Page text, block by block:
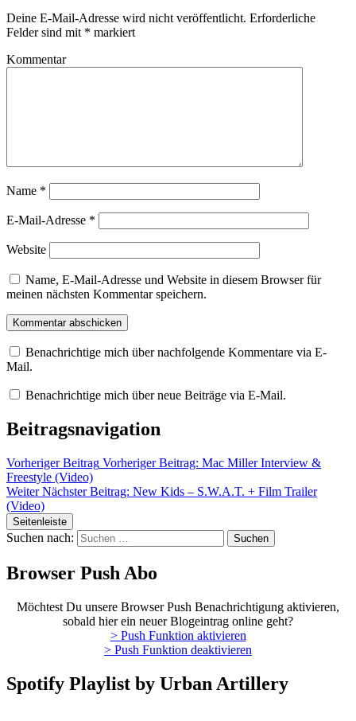
Deine E-Mail-Adresse wird nicht veröffentlicht. Erforderliche
Felder sind mit * markiert
Kommentar
Name *
E-Mail-Adresse *
Website
Name, E-Mail-Adresse und Website in diesem Browser für
meinen nächsten Kommentar speichern.
Benachrichtige mich über nachfolgende Kommentare via E-
Mail.
Benachrichtige mich über neue Beiträge via E-Mail.
Beitragsnavigation
Vorheriger Beitrag Vorheriger Beitrag: Mac Miller Interview &
Freestyle (Video)
Weiter Nächster Beitrag: New Kids – S.W.A.T. + Film Trailer
(Video)
Seitenleiste
Suchen nach:
Browser Push Abo
Möchtest Du unsere Browser Push Benachrichtigung aktivieren,
sobald hier ein neuer Blogeintrag online geht?
> Push Funktion aktivieren
> Push Funktion deaktivieren
Spotify Playlist by Urban Artillery